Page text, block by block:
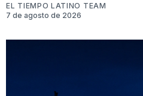
EL TIEMPO LATINO TEAM
7 de agosto de 2026